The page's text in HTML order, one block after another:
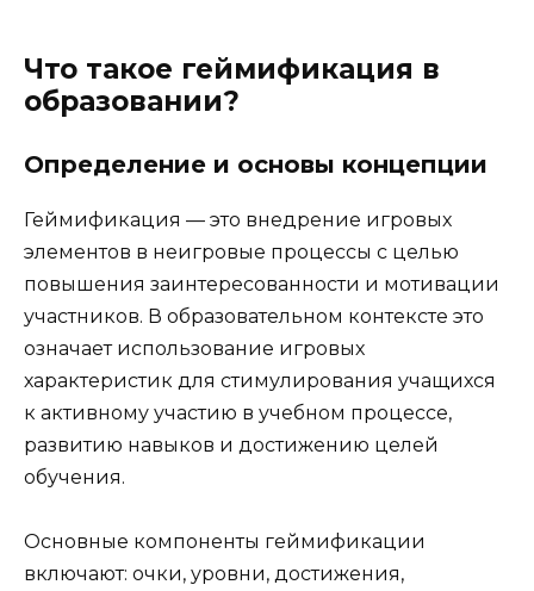
Что такое геймификация в
образовании?
Определение и основы концепции
Геймификация — это внедрение игровых
элементов в неигровые процессы с целью
повышения заинтересованности и мотивации
участников. В образовательном контексте это
означает использование игровых
характеристик для стимулирования учащихся
к активному участию в учебном процессе,
развитию навыков и достижению целей
обучения.
Основные компоненты геймификации
включают: очки, уровни, достижения,